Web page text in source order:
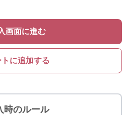
画面に進む
トに追加する
時のルール